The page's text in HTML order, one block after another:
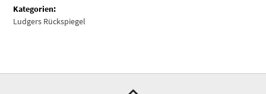
Kategorien:
Ludgers Rückspiegel